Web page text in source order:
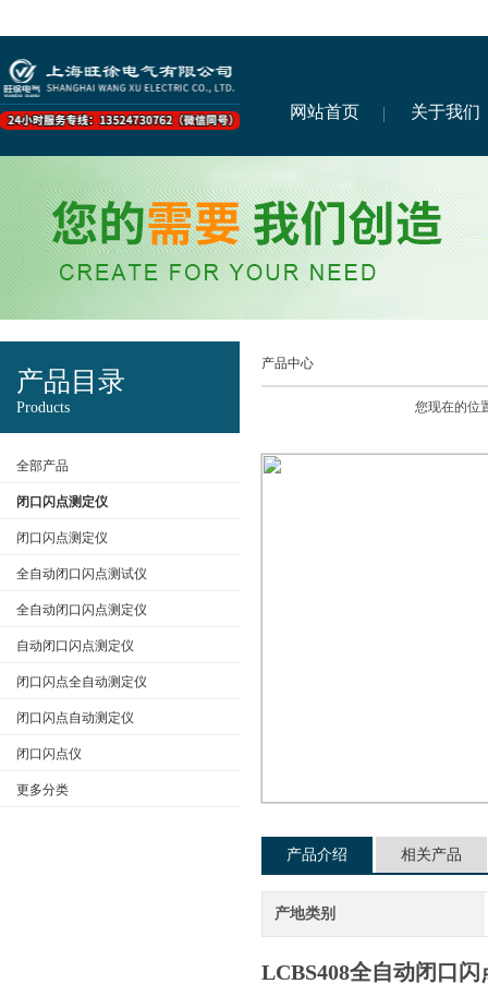
网站首页 关于我们
产品目录
Products
全部产品
闭口闪点测定仪
闭口闪点测定仪
全自动闭口闪点测试仪
全自动闭口闪点测定仪
自动闭口闪点测定仪
闭口闪点全自动测定仪
闭口闪点自动测定仪
闭口闪点仪
更多分类
产品中心
您现在的位
产品介绍 相关产品
产地类别
LCBS408全自动闭口闪